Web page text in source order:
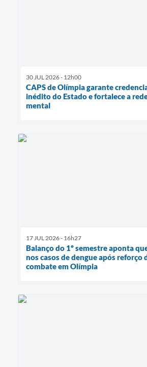
30 JUL 2026 - 12h00
CAPS de Olímpia garante
inédito do Estado e fortalece a
mental
17 JUL 2026 - 16h27
Balanço do 1º semestre aponta
nos casos de dengue após reforço
combate em Olímpia